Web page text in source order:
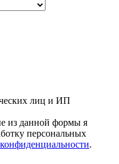
лиц и ИП
из данной формы я
персональных
.